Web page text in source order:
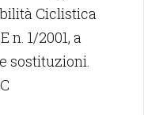
Ciclistica
n. 1/2001, a
sostituzioni.